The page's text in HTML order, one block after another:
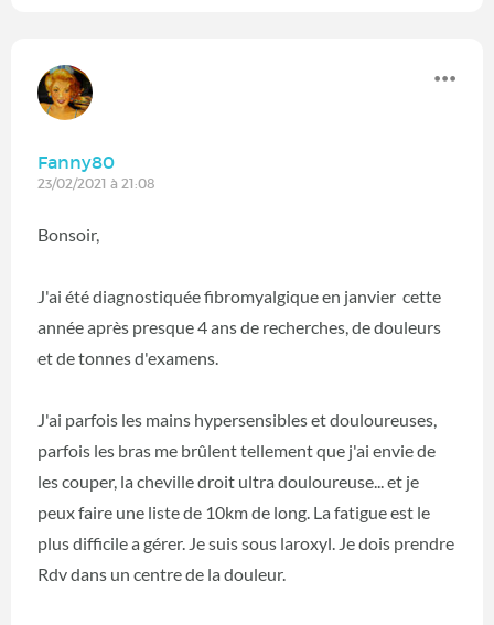
Fanny80
23/02/2021 à 21:08
Bonsoir,
J'ai été diagnostiquée fibromyalgique en janvier cette
année après presque 4 ans de recherches, de douleurs
et de tonnes d'examens.
J'ai parfois les mains hypersensibles et douloureuses,
parfois les bras me brûlent tellement que j'ai envie de
les couper, la cheville droit ultra douloureuse... et je
peux faire une liste de 10km de long. La fatigue est le
plus difficile a gérer. Je suis sous laroxyl. Je dois prendre
Rdv dans un centre de la douleur.